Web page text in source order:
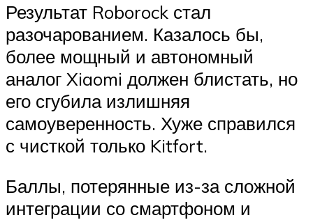
Результат Roborock стал
разочарованием. Казалось бы,
более мощный и автономный
аналог Xiaomi должен блистать, но
его сгубила излишняя
самоуверенность. Хуже справился
с чисткой только Kitfort.
Баллы, потерянные из-за сложной
интеграции со смартфоном и